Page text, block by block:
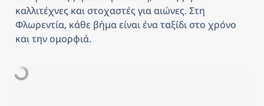
καλλιτέχνες και στοχαστές για αιώνες. Στη
Φλωρεντία, κάθε βήμα είναι ένα ταξίδι στο χρόνο
και την ομορφιά.